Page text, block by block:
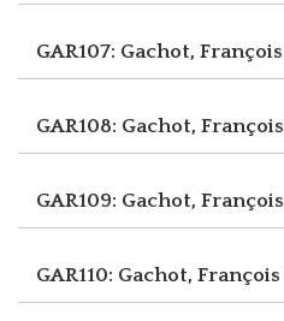
GAR107: Gachot, François
GAR108: Gachot, François
GAR109: Gachot, François
GAR110: Gachot, François